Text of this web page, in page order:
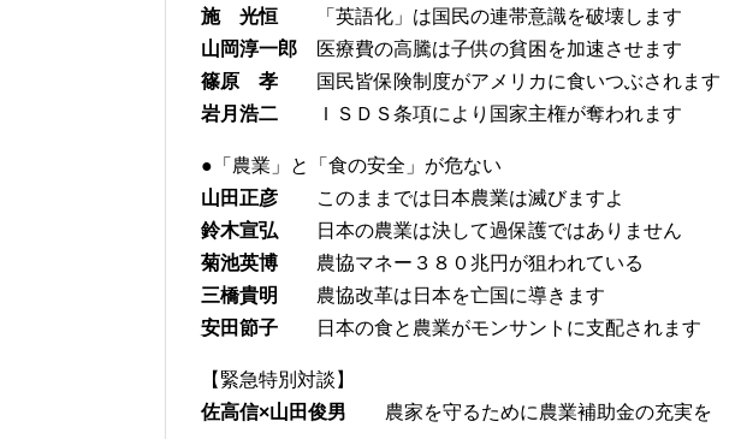
施 光恒 「英語化」は国民の連帯意識を破壊します
山岡淳一郎 医療費の高騰は子供の貧困を加速させます
篠原 孝 国民皆保険制度がアメリカに食いつぶされます
岩月浩二 ＩＳＤＳ条項により国家主権が奪われます
●「農業」と「食の安全」が危ない
山田正彦 このままでは日本農業は滅びますよ
鈴木宣弘 日本の農業は決して過保護ではありません
菊池英博 農協マネー３８０兆円が狙われている
三橋貴明
農協改革は日本を亡国に導きます
安田節子 日本の食と農業がモンサントに支配されます
【緊急特別対談】
佐高信×山田俊男 農家を守るために農業補助金の充実を